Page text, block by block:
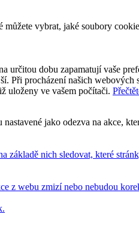
vybrat, jaké soubory
určitou dobu zapamatují vaše
Při procházení našich webových
uloženy ve vašem počítači.
jako odezva na akce,
základě nich sledovat, které
z webu zmizí nebo nebudou